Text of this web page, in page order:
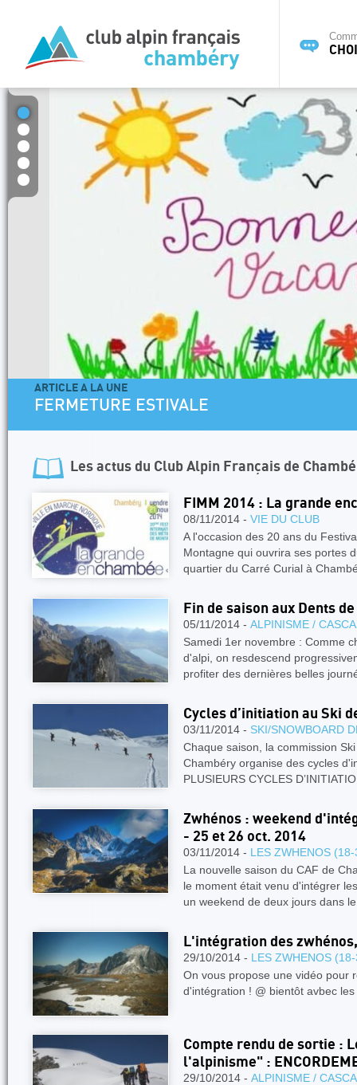
ARTICLE A LA UNE
FERMETURE ESTIVALE
Les actus du Club Alpin Français de
FIMM 2014 : La grande
08/11/2014 - VIE DU CLUB
A l'occasion des 20 ans du
Montagne qui ouvrira ses portes
quartier du Carré Curial à
Fin de saison aux Dents
05/11/2014 - ALPINISME /
Samedi 1er novembre : Comme
d'alpi, on resdescend
profiter des dernières belles
Cycles d’initiation au Ski
03/11/2014 - SKI/SNOWBOARD
Chaque saison, la commission
Chambéry organise des cycles
PLUSIEURS CYCLES
Zwhénos : weekend
- 25 et 26 oct. 2014
03/11/2014 - LES ZWHENOS
La nouvelle saison du CAF de
le moment était venu d'intégrer
un weekend de deux jours dans
L'intégration des
29/10/2014 - LES ZWHENOS
On vous propose une vidéo pour
d'intégration ! @ bientôt avbec
Compte rendu de sortie :
l'alpinisme" :
29/10/2014 - ALPINISME /